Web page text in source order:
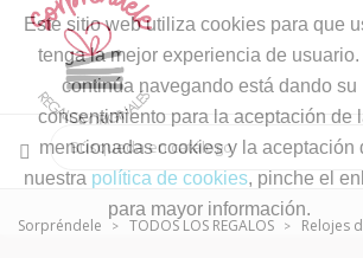
Este sitio web utiliza cookies para que
tenga la mejor experiencia de usuario.
continúa navegando está dando su
consentimiento para la aceptación de
mencionadas cookies y la aceptación
nuestra política de cookies, pinche el
para mayor información.
Sorpréndele TODOS LOS REGALOS Relojes